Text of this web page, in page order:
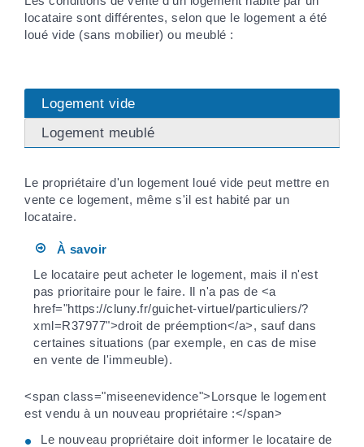
locataire sont différentes, selon que le logement a été
loué vide (sans mobilier) ou meublé :
Logement vide
Logement meublé
Le propriétaire d'un logement loué vide peut mettre en
vente ce logement, même s'il est habité par un
locataire.
À savoir
Le locataire peut acheter le logement, mais il n'est
pas prioritaire pour le faire. Il n'a pas de <a
href="https://cluny.fr/guichet-virtuel/particuliers/?
xml=R37977">droit de préemption</a>, sauf dans
certaines situations (par exemple, en cas de mise
en vente de l'immeuble).
<span class="miseenevidence">Lorsque le logement
est vendu à un nouveau propriétaire :</span>
Le nouveau propriétaire doit informer le locataire de